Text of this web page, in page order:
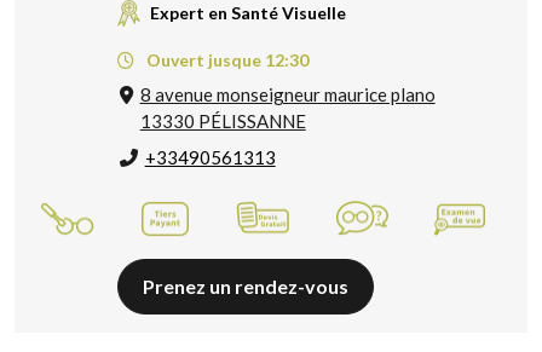
Expert en Santé Visuelle
Ouvert jusque 12:30
8 avenue monseigneur maurice plano
13330 PÉLISSANNE
+33490561313
Prenez un rendez-vous